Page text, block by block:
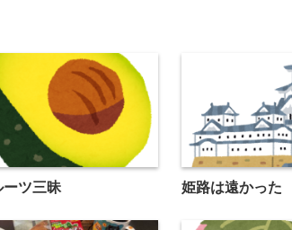
ーツ三昧 姫路は遠かった